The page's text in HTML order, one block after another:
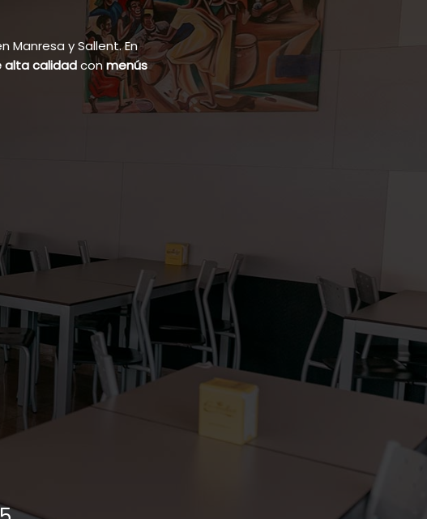
Manresa y Sallent. En
alta calidadconmenús